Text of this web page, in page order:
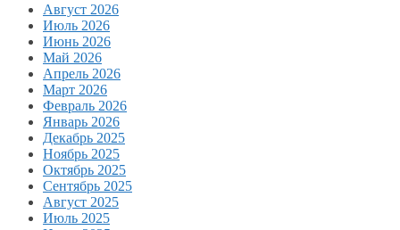
Август 2026
Июль 2026
Июнь 2026
Май 2026
Апрель 2026
Март 2026
Февраль 2026
Январь 2026
Декабрь 2025
Ноябрь 2025
Октябрь 2025
Сентябрь 2025
Август 2025
Июль 2025